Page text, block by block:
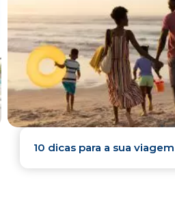
10 dicas para a sua